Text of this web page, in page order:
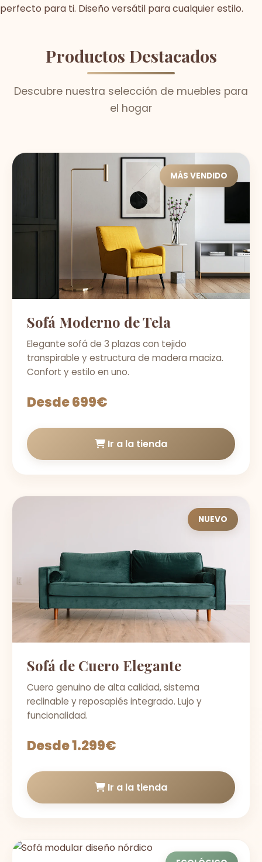
perfecto para ti. Diseño versátil para cualquier estilo.
Productos Destacados
Descubre nuestra selección de muebles para
el hogar
MÁS VENDIDO
Sofá Moderno de Tela
Elegante sofá de 3 plazas con tejido
transpirable y estructura de madera maciza.
Confort y estilo en uno.
Desde 699€
Ir a la tienda
NUEVO
Sofá de Cuero Elegante
Cuero genuino de alta calidad, sistema
reclinable y reposapiés integrado. Lujo y
funcionalidad.
Desde 1.299€
Ir a la tienda